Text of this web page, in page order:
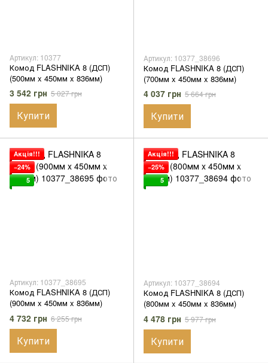
Артикул: 10377
Комод FLASHNIKA 8 (ДСП)
(500мм x 450мм x 836мм)
3 542 грн 5 027 грн
Купити
Артикул: 10377_38696
Комод FLASHNIKA 8 (ДСП)
(700мм x 450мм x 836мм)
4 037 грн 5 664 грн
Купити
Акція!!!
−24%
5
Артикул: 10377_38695
Комод FLASHNIKA 8 (ДСП)
(900мм x 450мм x 836мм)
4 732 грн 6 255 грн
Купити
Акція!!!
−25%
5
Артикул: 10377_38694
Комод FLASHNIKA 8 (ДСП)
(800мм x 450мм x 836мм)
4 478 грн 5 977 грн
Купити